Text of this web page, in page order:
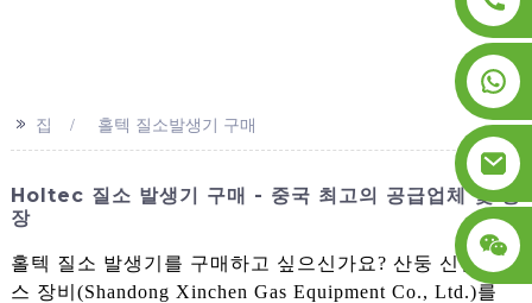
>> 집 홀텍 질소발생기 구매
Holtec 질소 발생기 구매 - 중국 최고의 공급업체 및 공
장
홀텍 질소 발생기를 구매하고 싶으신가요? 산둥 신천 가
스 장비(Shandong Xinchen Gas Equipment Co., Ltd.)를